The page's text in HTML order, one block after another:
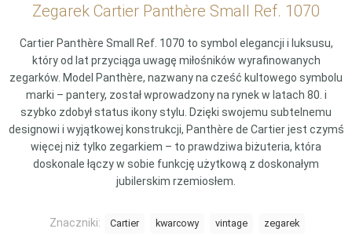
Zegarek Cartier Panthère Small Ref. 1070
Cartier Panthère Small Ref. 1070 to symbol elegancji i luksusu,
który od lat przyciąga uwagę miłośników wyrafinowanych
zegarków. Model Panthère, nazwany na cześć kultowego symbolu
marki – pantery, został wprowadzony na rynek w latach 80. i
szybko zdobył status ikony stylu. Dzięki swojemu subtelnemu
designowi i wyjątkowej konstrukcji, Panthère de Cartier jest czymś
więcej niż tylko zegarkiem – to prawdziwa biżuteria, która
doskonale łączy w sobie funkcję użytkową z doskonałym
jubilerskim rzemiosłem.
Znaczniki: Cartier kwarcowy vintage zegarek